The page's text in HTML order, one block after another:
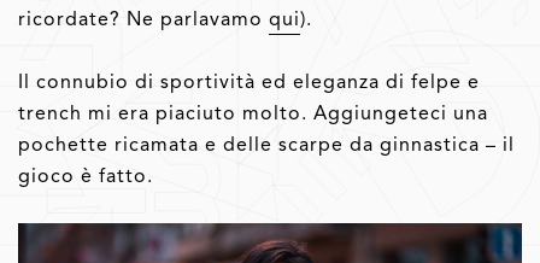
ricordate? Ne parlavamo qui).
Il connubio di sportività ed eleganza di felpe e
trench mi era piaciuto molto. Aggiungeteci una
pochette ricamata e delle scarpe da ginnastica – il
gioco è fatto.